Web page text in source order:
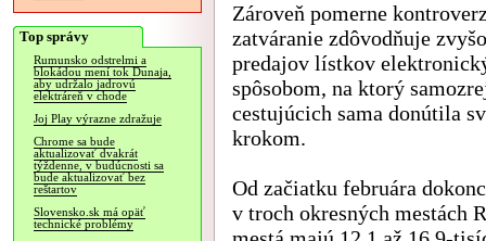
Top správy
Rumunsko odstrelmi a
blokádou mení tok Dunaja,
aby udržalo jadrovú
elektráreň v chode
Joj Play výrazne zdražuje
Chrome sa bude
aktualizovať dvakrát
týždenne, v budúcnosti sa
bude aktualizovať bez
reštartov
Slovensko.sk má opäť
technické problémy
Zároveň pomerne
zatváranie zdôvodňuje
predajov lístkov
spôsobom, na ktorý
cestujúcich sama donútila
krokom.
Od začiatku februára
v troch okresných mestách